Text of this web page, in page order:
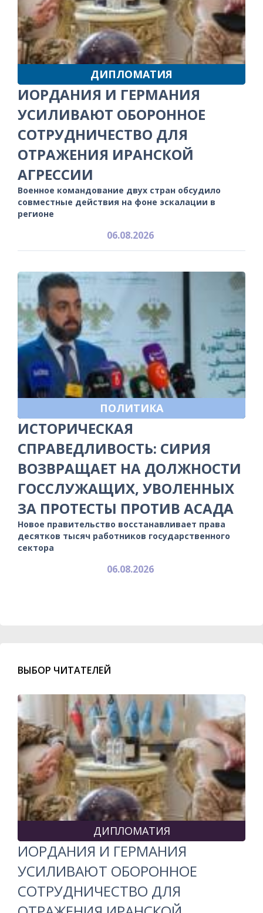
ДИПЛОМАТИЯ
ИОРДАНИЯ И ГЕРМАНИЯ
УСИЛИВАЮТ ОБОРОННОЕ
СОТРУДНИЧЕСТВО ДЛЯ
ОТРАЖЕНИЯ ИРАНСКОЙ
АГРЕССИИ
Военное командование двух стран обсудило
совместные действия на фоне эскалации в
регионе
06.08.2026
ПОЛИТИКА
ИСТОРИЧЕСКАЯ
СПРАВЕДЛИВОСТЬ: СИРИЯ
ВОЗВРАЩАЕТ НА ДОЛЖНОСТИ
ГОССЛУЖАЩИХ, УВОЛЕННЫХ
ЗА ПРОТЕСТЫ ПРОТИВ АСАДА
Новое правительство восстанавливает права
десятков тысяч работников государственного
сектора
06.08.2026
ВЫБОР ЧИТАТЕЛЕЙ
ДИПЛОМАТИЯ
ИОРДАНИЯ И ГЕРМАНИЯ
УСИЛИВАЮТ ОБОРОННОЕ
СОТРУДНИЧЕСТВО ДЛЯ